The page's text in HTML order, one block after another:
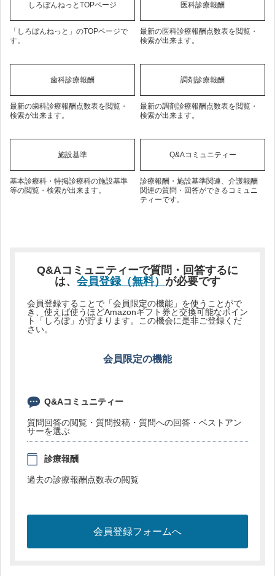
しろぼんねっとTOPページ
「しろぼんねっと」のTOPページで
す。
医科診療報酬
最新の医科診療報酬点数表を閲覧・
検索が出来ます。
歯科診療報酬
最新の歯科診療報酬点数表を閲覧・
検索が出来ます。
調剤診療報酬
最新の調剤診療報酬点数表を閲覧・
検索が出来ます。
施設基準
基本診療科・特掲診療科の施設基準
等の閲覧・検索が出来ます。
Q&Aコミュニティー
診療報酬・施設基準関連、介護報酬
関連の質問・回答ができるコミュニ
ティーです。
Q&Aコミュニティーで質問・回答するに
は、 会員登録（無料） が必要です
会員登録することで「会員限定の機能」を使うことがで
き、使えば使うほどAmazonギフト券と交換可能なポイン
ト「しろぽ」が貯まります。この機会に是非ご登録くだ
さい。
会員限定の機能
Q&Aコミュニティー
質問回答の閲覧・質問投稿・質問への回答・ベストアン
サーを選ぶ
診療報酬
過去の診療報酬点数表の閲覧
会員登録フォームへ